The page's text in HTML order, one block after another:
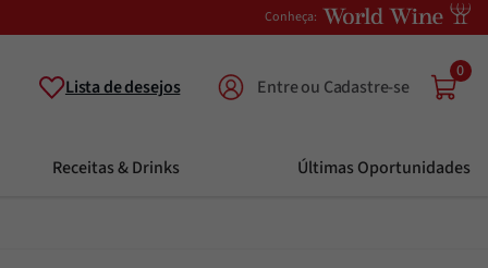
Conheça:
Lista de desejos
0
Receitas & Drinks Últimas Oportunidades